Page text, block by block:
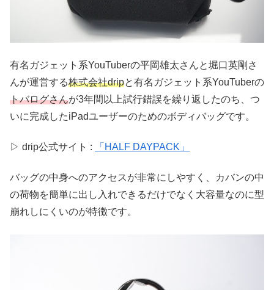
有名ガジェット系YouTuberの平岡雄太さんと堀口英剛さ
んが運営する株式会社dripと有名ガジェット系YouTuberの
トバログさんが3年間以上試行錯誤を繰り返したのち、つ
いに完成したiPadユーザーのためのボディバッグです。
▷ drip公式サイト : 「HALF DAYPACK」
バッグの中身へのアクセスが非常にしやすく、カバンの中
の荷物を簡単に出し入れできるだけでなく大容量なのに型
崩れしにくいのが特徴です。